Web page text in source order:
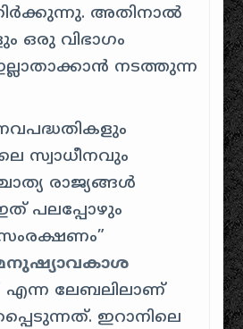
അതിനാൽ
ഒരു വിഭാഗം
നടത്തുന്ന
സ്വാധീനവും
രാജ്യങ്ങൾ
പലപ്പോഴും
എന്ന ലേബലിലാണ്
ഇറാനിലെ